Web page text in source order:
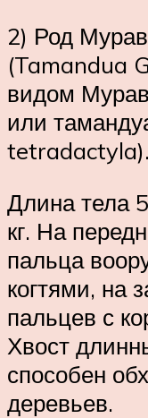
2) Род
(Tamandua
видом
или
tetradactyla).
Длина тела
кг. На
пальца
когтями, на
пальцев с
Хвост
способен
деревьев.